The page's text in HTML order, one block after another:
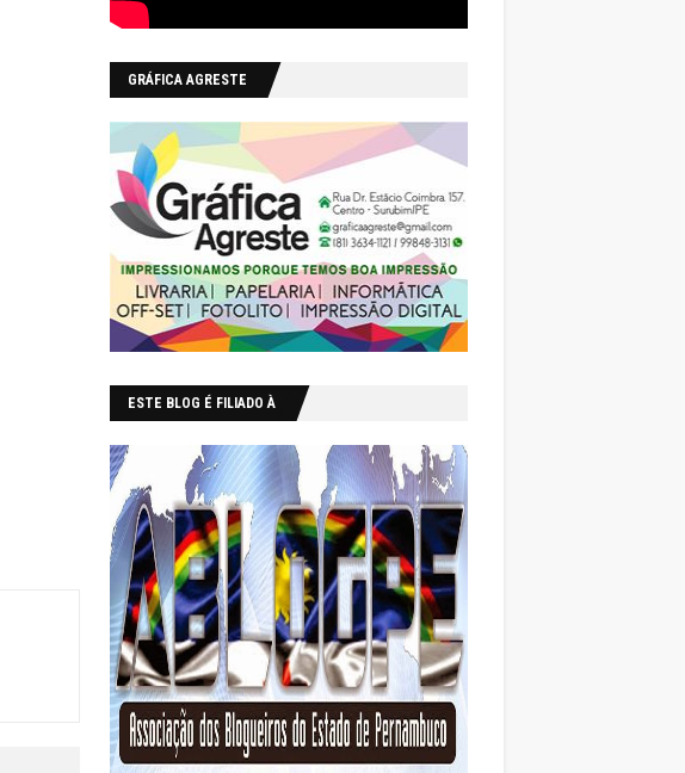
GRÁFICA AGRESTE
ESTE BLOG É FILIADO À